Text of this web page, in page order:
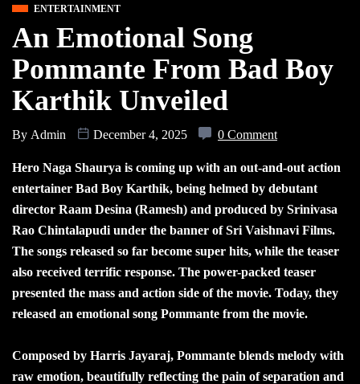
ENTERTAINMENT
An Emotional Song
Pommante From Bad Boy
Karthik Unveiled
By Admin December 4, 2025 0 Comment
Hero Naga Shaurya is coming up with an out-and-out action
entertainer Bad Boy Karthik, being helmed by debutant
director Raam Desina (Ramesh) and produced by Srinivasa
Rao Chintalapudi under the banner of Sri Vaishnavi Films.
The songs released so far become super hits, while the teaser
also received terrific response. The power-packed teaser
presented the mass and action side of the movie. Today, they
released an emotional song Pommante from the movie.
Composed by Harris Jayaraj, Pommante blends melody with
raw emotion, beautifully reflecting the pain of separation and